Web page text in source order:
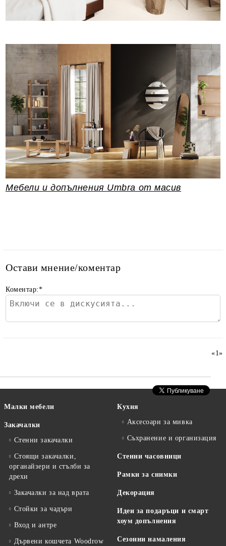
Мебели и допълнения Umbra от масив
Остави мнение/коментар
Коментар:*
«1»
Малки мебели
Закачалки
Стенни закачалки
Стоящи закачалки,
органайзери и стълби за
дрехи
Закачалки за над врата
Стойки за чадъри
Вход и антре
Дървени кошчета Woodrow
Кухня
Аксесоари за мивка
Съхранение и организация
Стенни часовници
Рамки за снимки
Декорация
Идеи за подаръци и смарт
хоум допълнения
Сезонни намаления